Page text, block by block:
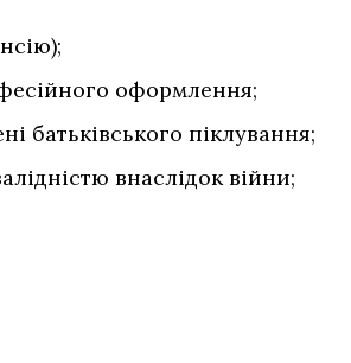
оформлення;
батьківського піклування;
внаслідок війни;